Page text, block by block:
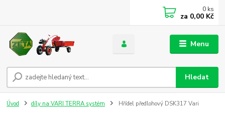
Menu
Hledat
0 ks
za 0,00 Kč
Úvod díly na VARI TERRA systém Hřídel předlohový DSK317 Vari